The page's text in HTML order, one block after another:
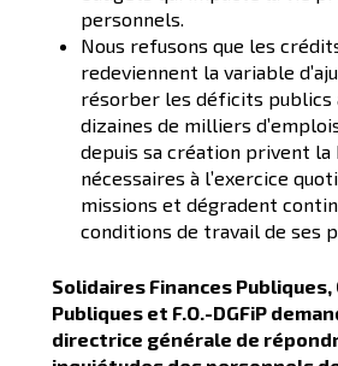
personnels.
Nous refusons que les
redeviennent la variable
résorber les déficits publics
dizaines de milliers
depuis sa création privent la
nécessaires à l’exercice
missions et dégradent
conditions de travail de ses
Solidaires Finances Publiques,
Publiques et F.O.-DGFiP
directrice générale de